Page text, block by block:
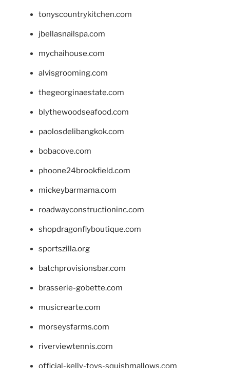
tonyscountrykitchen.com
jbellasnailspa.com
mychaihouse.com
alvisgrooming.com
thegeorginaestate.com
blythewoodseafood.com
paolosdelibangkok.com
bobacove.com
phoone24brookfield.com
mickeybarmama.com
roadwayconstructioninc.com
shopdragonflyboutique.com
sportszilla.org
batchprovisionsbar.com
brasserie-gobette.com
musicrearte.com
morseysfarms.com
riverviewtennis.com
official-kelly-toys-squishmallows.com